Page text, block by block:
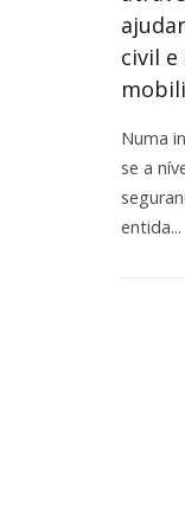
civil
Numa
se a
entida...